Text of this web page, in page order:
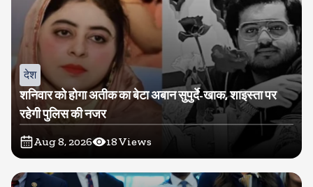
देश
शनिवार को होगा अतीक का बेटा अबान सुपुर्दे-खाक, शाइस्ता पर
रहेगी पुलिस की नजर
Aug 8, 2026 18Views